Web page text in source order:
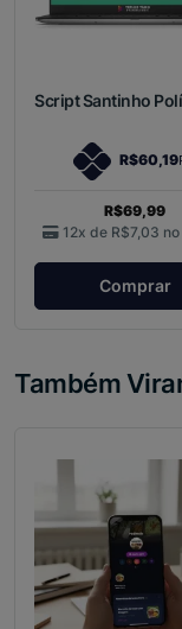
Script Santinho
R$60,19
R$69,99
12x de R$7,03
Comprar
Também